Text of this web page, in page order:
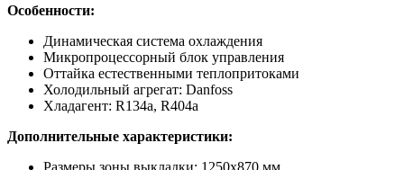
Особенности:
Динамическая система охлаждения
Микропроцессорный блок управления
Оттайка естественными теплопритоками
Холодильный агрегат: Danfoss​
Хладагент: R134a, R404a
Дополнительные характеристики:
Размеры зоны выкладки: 1250х870 мм